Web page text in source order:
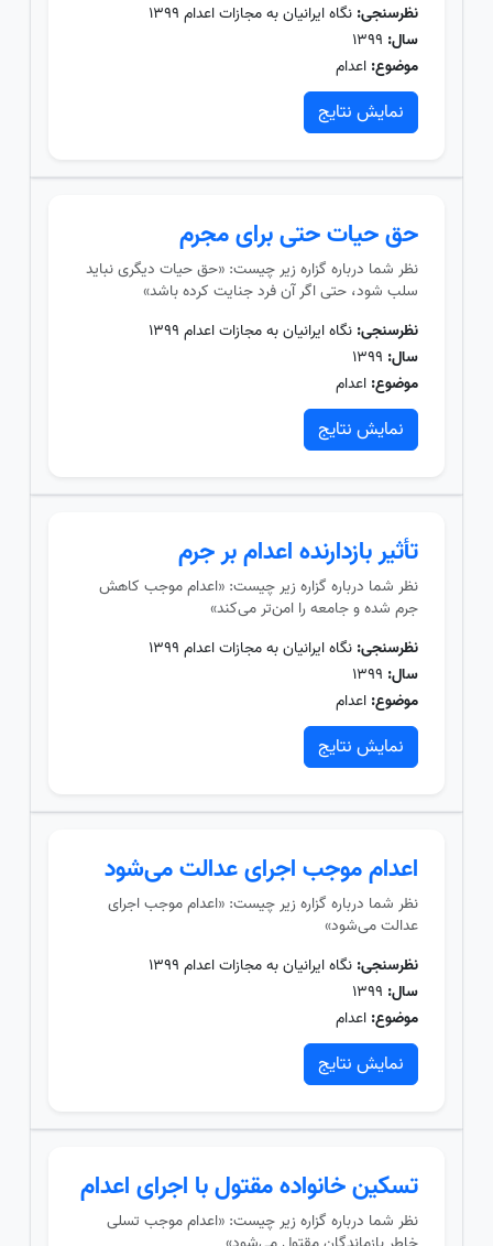
نظرسنجی: نگاه ایرانیان به مجازات اعدام ۱۳۹۹
سال:
موضوع: اعدام
نمایش نتایج
حق حیات حتی برای مجرم
نظر شما درباره گزاره زیر چیست: «حق حیات دیگری نباید
سلب شود، حتی اگر آن فرد جنایت کرده باشد»
نظرسنجی: نگاه ایرانیان به مجازات اعدام ۱۳۹۹
سال:
موضوع: اعدام
نمایش نتایج
تأثیر بازدارنده اعدام بر جرم
نظر شما درباره گزاره زیر چیست: «اعدام موجب کاهش
جرم شده و جامعه را امن‌تر می‌کند»
نظرسنجی: نگاه ایرانیان به مجازات اعدام ۱۳۹۹
سال:
موضوع: اعدام
نمایش نتایج
اعدام موجب اجرای عدالت می‌شود
نظر شما درباره گزاره زیر چیست: «اعدام موجب اجرای
عدالت می‌شود»
نظرسنجی: نگاه ایرانیان به مجازات اعدام ۱۳۹۹
سال:
موضوع: اعدام
نمایش نتایج
تسکین خانواده مقتول با اجرای اعدام
نظر شما درباره گزاره زیر چیست: «اعدام موجب تسلی